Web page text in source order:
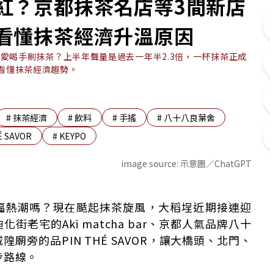
？京都抹茶名店等3間新店
抹茶經濟升溫原因
喝手刷抹茶？上半年聲量是過去一年半2.3倍，一杯抹茶正成
懂抹茶經濟趨勢。
# 抹茶經濟 #飲料 # 手搖 # 八十八良葉舍
SAVOR # KEYPO
image source: 示意圖／ChatGPT
音與新店打卡帶動討論
點茶文化
抹茶新店推薦
與生活風格
潮嗎？現在颳起抹茶旋風，大稻埕近期接連迎
化街老宅的Aki matcha bar、京都人氣品牌八十
廟旁的品PIN THÉ SAVOR，讓大橋頭、北門、
線。